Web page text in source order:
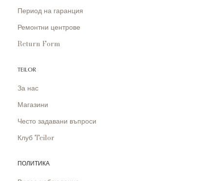
Период на гаранция
Ремонтни центрове
Return Form
TEILOR
За нас
Магазини
Често задавани въпроси
Клуб Teilor
ПОЛИТИКА